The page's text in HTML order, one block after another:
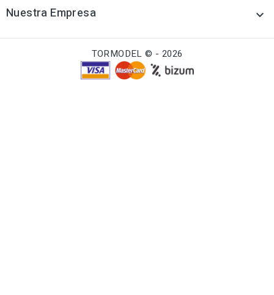
Nuestra Empresa 
TORMODEL © - 2026